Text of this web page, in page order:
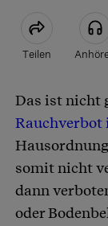
Teilen
Das ist nicht
somit nicht
dann
oder